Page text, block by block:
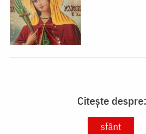
Citește despre:
sfânt